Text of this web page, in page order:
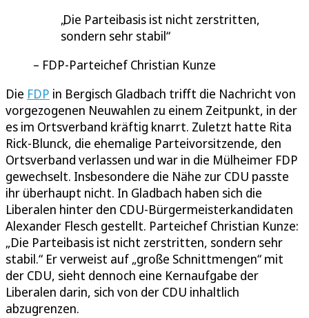
Die Parteibasis ist nicht zerstritten,
sondern sehr stabil
FDP-Parteichef Christian Kunze
Die FDP in Bergisch Gladbach trifft die Nachricht von
vorgezogenen Neuwahlen zu einem Zeitpunkt, in der
es im Ortsverband kräftig knarrt. Zuletzt hatte Rita
Rick-Blunck, die ehemalige Parteivorsitzende, den
Ortsverband verlassen und war in die Mülheimer FDP
gewechselt. Insbesondere die Nähe zur CDU passte
ihr überhaupt nicht. In Gladbach haben sich die
Liberalen hinter den CDU-Bürgermeisterkandidaten
Alexander Flesch gestellt. Parteichef Christian Kunze:
„Die Parteibasis ist nicht zerstritten, sondern sehr
stabil.“ Er verweist auf „große Schnittmengen“ mit
der CDU, sieht dennoch eine Kernaufgabe der
Liberalen darin, sich von der CDU inhaltlich
abzugrenzen.